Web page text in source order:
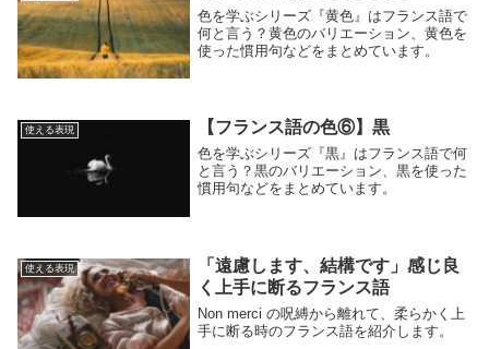
色を学ぶシリーズ『黄色』はフランス語で
何と言う？黄色のバリエーション、黄色を
使った慣用句などをまとめています。
使える表現 【フランス語の色⑥】黒
色を学ぶシリーズ『黒』はフランス語で何
と言う？黒のバリエーション、黒を使った
慣用句などをまとめています。
使える表現
「遠慮します、結構です」感じ良
く上手に断るフランス語
Non merci の呪縛から離れて、柔らかく上
手に断る時のフランス語を紹介します。